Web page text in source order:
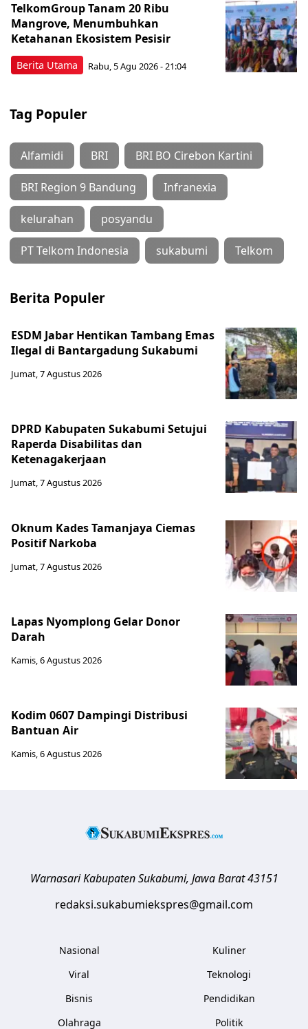
Berita Utama
TelkomGroup Tanam 20 Ribu
Mangrove, Menumbuhkan
Ketahanan Ekosistem Pesisir
Rabu, 5 Agu 2026 - 21:04
Tag Populer
Alfamidi BRI BRI BO Cirebon Kartini
BRI Region 9 Bandung Infranexia
kelurahan posyandu
PT Telkom Indonesia sukabumi Telkom
Berita Populer
ESDM Jabar Hentikan Tambang Emas
Ilegal di Bantargadung Sukabumi
Jumat, 7 Agustus 2026
DPRD Kabupaten Sukabumi Setujui
Raperda Disabilitas dan
Ketenagakerjaan
Jumat, 7 Agustus 2026
Oknum Kades Tamanjaya Ciemas
Positif Narkoba
Jumat, 7 Agustus 2026
Lapas Nyomplong Gelar Donor
Darah
Kamis, 6 Agustus 2026
Kodim 0607 Dampingi Distribusi
Bantuan Air
Kamis, 6 Agustus 2026
Warnasari Kabupaten Sukabumi, Jawa Barat 43151
redaksi.sukabumiekspres@gmail.com
Nasional
Viral
Bisnis
Olahraga
Kuliner
Teknologi
Pendidikan
Politik